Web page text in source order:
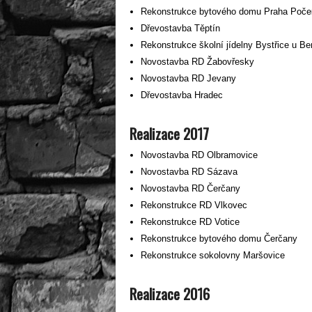
Rekonstrukce bytového domu Praha
Dřevostavba Těptín
Rekonstrukce školní jídelny Bystřice u
Novostavba RD Žabovřesky
Novostavba RD Jevany
Dřevostavba Hradec
Realizace 2017
Novostavba RD Olbramovice
Novostavba RD Sázava
Novostavba RD Čerčany
Rekonstrukce RD Vlkovec
Rekonstrukce RD Votice
Rekonstrukce bytového domu Čerčany
Rekonstrukce sokolovny Maršovice
Realizace 2016